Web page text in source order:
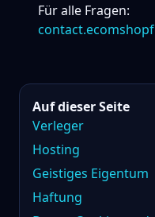
Für alle Fragen:
Auf dieser Seite
Verleger
Hosting
Geistiges Eigentum
Haftung